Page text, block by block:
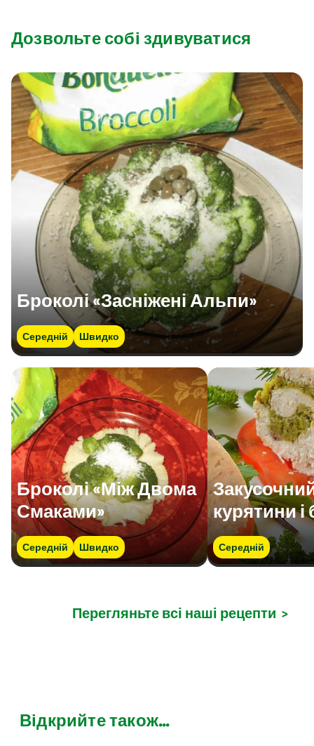
Дозвольте собі здивуватися
Броколі «Засніжені Альпи»
Середній Швидко
Броколі «Між Двома
Смаками»
Середній Швидко
курятини і
Середній
Перегляньте всі наші рецепти >
Відкрийте також...